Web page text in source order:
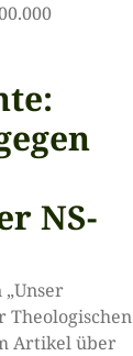
NS-
Theologischen
Artikel über